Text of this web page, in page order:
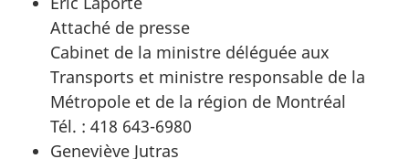
Attaché de presse
Cabinet de la ministre déléguée aux
Transports et ministre responsable de la
Métropole et de la région de Montréal
Tél. : 418 643-6980
Geneviève Jutras